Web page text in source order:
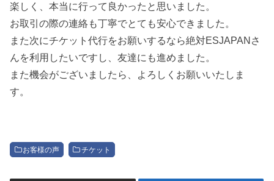
楽しく、本当に行って良かったと思いました。
お取引の際の連絡も丁寧でとても安心できました。
また次にチケット代行をお願いするなら絶対ESJAPANさ
んを利用したいですし、友達にも進めました。
また機会がございましたら、よろしくお願いいたしま
す。
お客様の声 チケット